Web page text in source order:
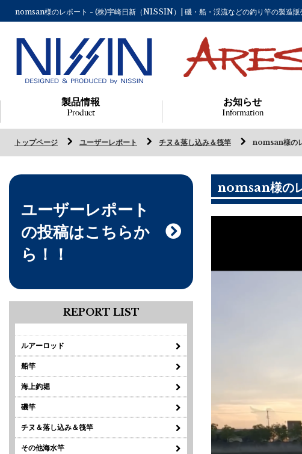
nomsan様のレポート - (株)宇崎日新（NISSIN）| 磯・船・渓流などの釣り竿の製
製品情報
Product
お知らせ
Information
トップページ ユーザーレポート チヌ＆落し込み＆筏竿 nomsan様の
ユーザーレポート
の投稿はこちらか
ら！！
REPORT LIST
ルアーロッド
船竿
海上釣堀
磯竿
チヌ＆落し込み＆筏竿
その他海水竿
nomsan様の